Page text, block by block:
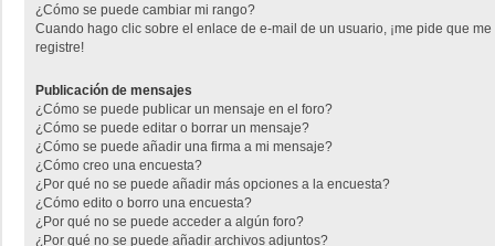
¿Cómo se puede cambiar mi rango?
Cuando hago clic sobre el enlace de e-mail de un usuario, ¡me pide que me
registre!
Publicación de mensajes
¿Cómo se puede publicar un mensaje en el foro?
¿Cómo se puede editar o borrar un mensaje?
¿Cómo se puede añadir una firma a mi mensaje?
¿Cómo creo una encuesta?
¿Por qué no se puede añadir más opciones a la encuesta?
¿Cómo edito o borro una encuesta?
¿Por qué no se puede acceder a algún foro?
¿Por qué no se puede añadir archivos adjuntos?